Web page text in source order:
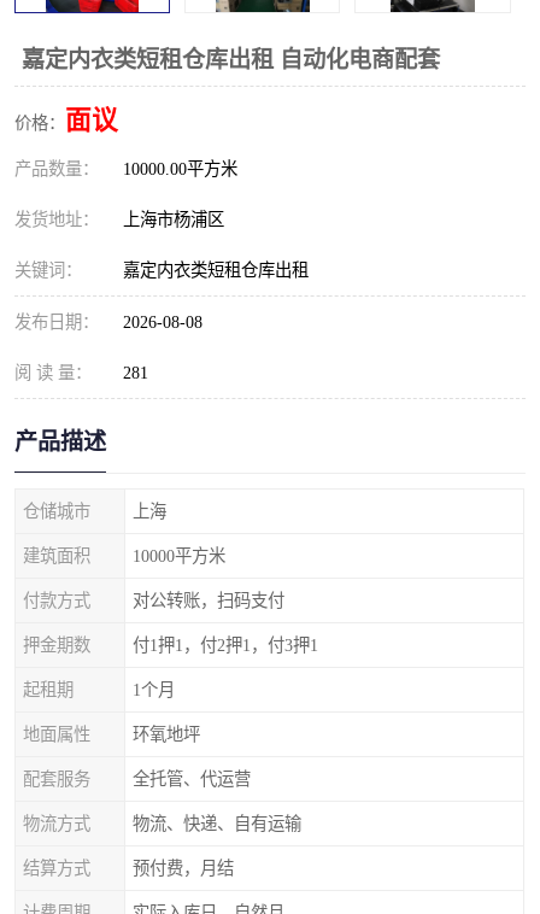
嘉定内衣类短租仓库出租 自动化电商配套
价格： 面议
产品数量： 10000.00平方米
发货地址： 上海市杨浦区
关键词： 嘉定内衣类短租仓库出租
发布日期： 2026-08-08
阅 读 量： 281
产品描述
仓储城市 上海
建筑面积 10000平方米
付款方式 对公转账，扫码支付
押金期数 付1押1，付2押1，付3押1
起租期 1个月
地面属性 环氧地坪
配套服务 全托管、代运营
物流方式 物流、快递、自有运输
结算方式 预付费，月结